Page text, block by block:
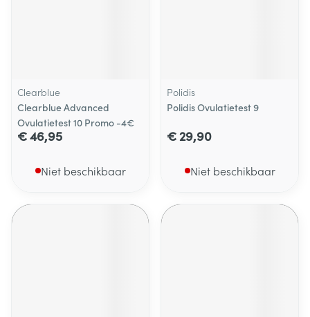
Clearblue
Clearblue Advanced
Ovulatietest 10 Promo -4€
€ 46,95
Niet beschikbaar
Polidis
Polidis Ovulatietest 9
€ 29,90
Niet beschikbaar